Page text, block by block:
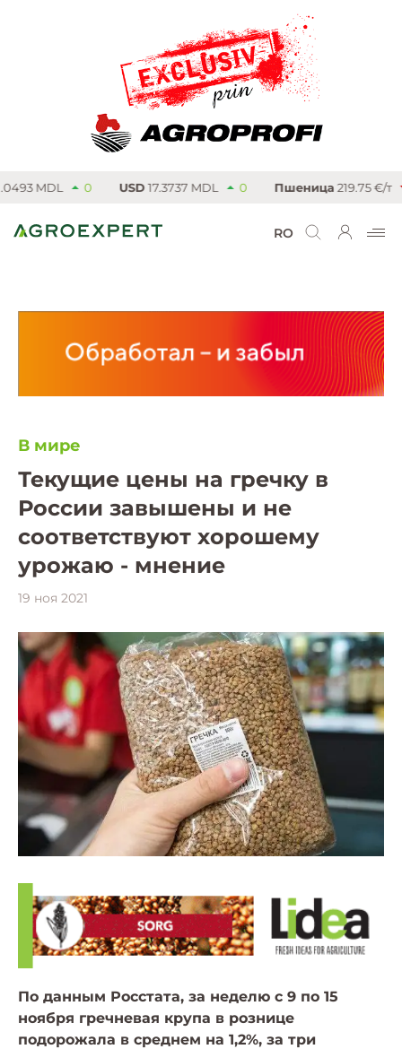
MDL 0 17.3737 MDL 0 Пшеница219.75 €/т 4.5
RO
В мире
Текущие цены на гречку в
России завышены и не
соответствуют хорошему
урожаю - мнение
19 ноя 2021
По данным Росстата, за неделю с 9 по 15
ноября гречневая крупа в рознице
подорожала в среднем на 1,2%, за три